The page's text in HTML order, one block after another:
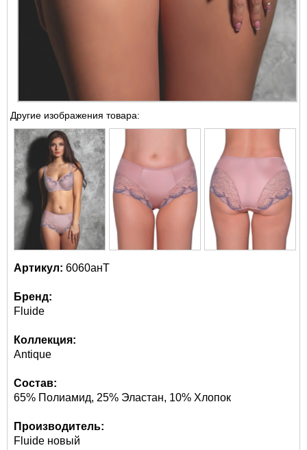
Другие изображения товара:
Артикул: 6060анТ
Бренд:
Fluide
Коллекция:
Antique
Состав:
65% Полиамид, 25% Эластан, 10% Хлопок
Производитель:
Fluide новый